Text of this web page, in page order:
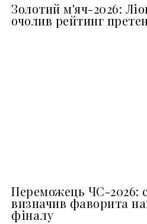
Золотий м'яч-2026:
очолив рейтинг
Переможець ЧС-2026:
визначив фаворита
фіналу